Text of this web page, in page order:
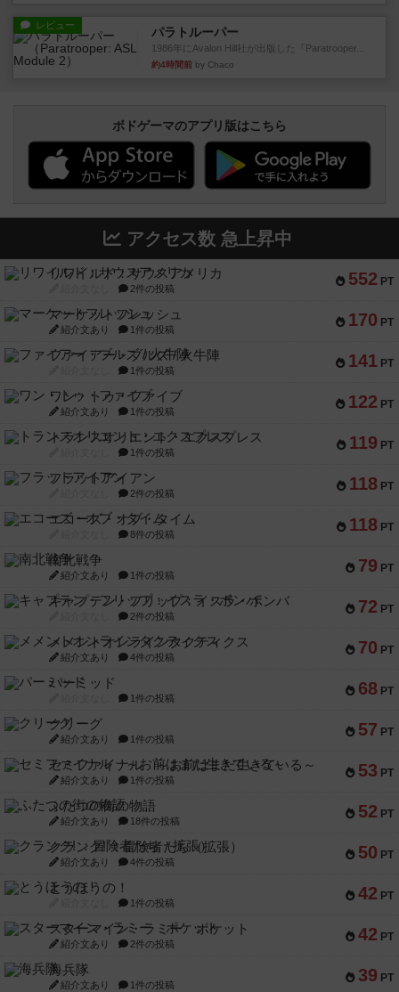
レビュー パラトルーパー
1986年にAvalon Hill社が出版した『Paratrooper...
約4時間前 by Chaco
ボドゲーマのアプリ版はこちら
アクセス数 急上昇中
552 PT
リワイルド：サウスアメリカ
2件の投稿
170 PT
マーケットフレッシュ
紹介文あり 1件の投稿
141 PT
ファイアー・ブルズ / 火牛陣
1件の投稿
122 PT
ワン・トゥ・ファイブ
紹介文あり 1件の投稿
119 PT
トランスオリエント・エクスプレス
1件の投稿
118 PT
フラットアイアン
2件の投稿
118 PT
エコーズ・オブ・タイム
8件の投稿
79 PT
南北戦争
紹介文あり 1件の投稿
72 PT
キャプテン・フリップ：イスラ・ボンバ
2件の投稿
70 PT
メメントオンラインタクティクス
紹介文あり 4件の投稿
68 PT
パーミッド
1件の投稿
57 PT
クリーグ
紹介文あり 1件の投稿
53 PT
セミファイナル ～お前はまだ生きている～
紹介文あり 1件の投稿
52 PT
ふたつの街の物語
紹介文あり 18件の投稿
50 PT
クランク! ：冒険者たち（拡張）
紹介文あり 4件の投稿
42 PT
とうほうの！
1件の投稿
42 PT
スターマイン・ラミー ポケット
紹介文あり 2件の投稿
39 PT
海兵隊
紹介文あり 1件の投稿